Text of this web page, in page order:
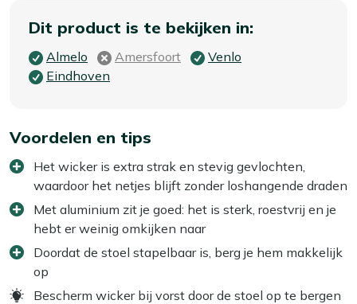
Dit product is te bekijken in:
Almelo Amersfoort
Venlo
Eindhoven
Voordelen en tips
Het wicker is extra strak en stevig gevlochten,
waardoor het netjes blijft zonder loshangende draden
Met aluminium zit je goed: het is sterk, roestvrij en je
hebt er weinig omkijken naar
Doordat de stoel stapelbaar is, berg je hem makkelijk
op
Bescherm wicker bij vorst door de stoel op te bergen